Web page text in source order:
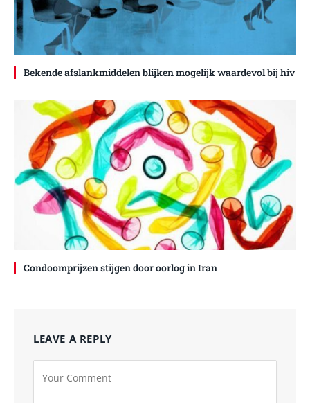
Bekende afslankmiddelen blijken mogelijk waardevol bij hiv
Condoomprijzen stijgen door oorlog in Iran
LEAVE A REPLY